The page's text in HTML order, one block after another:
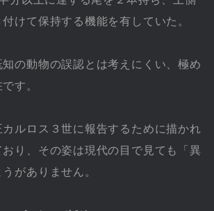
けて保持する機能を有していた。
の動物の誤認とは考えにくい、極め
す。
ルロス３世に報告するために描かれ
り、その姿は現代の目で見ても「異
がありません。